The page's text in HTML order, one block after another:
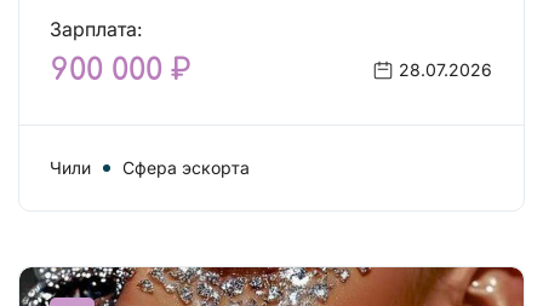
Зарплата:
900 000 ₽ 28.07.2026
Чили Сфера эскорта